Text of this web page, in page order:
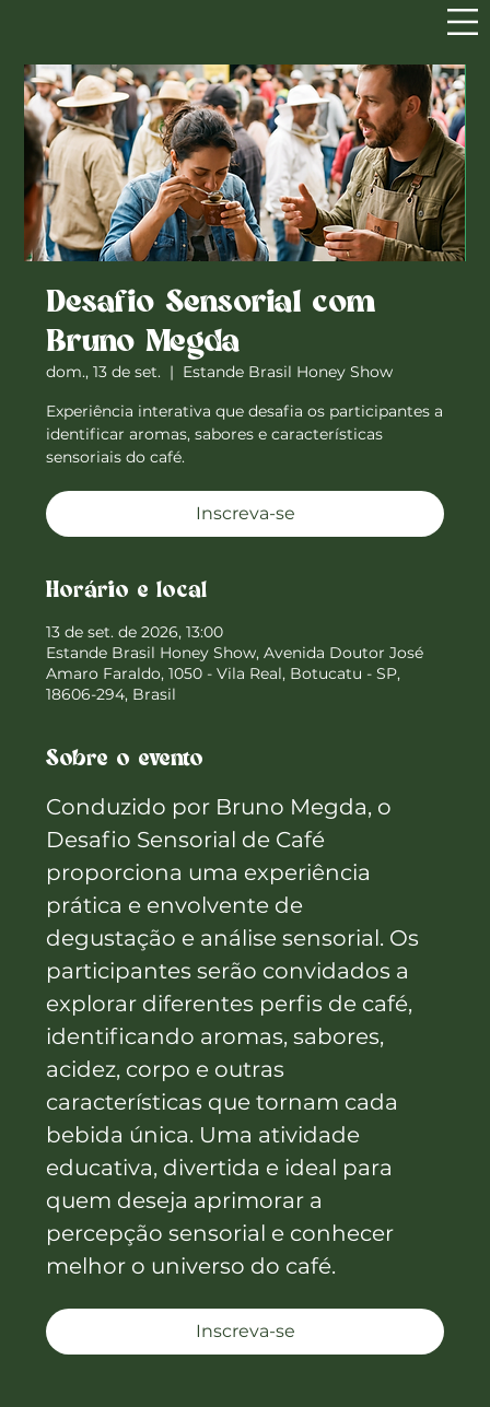
Desafio Sensorial com
Bruno Megda
dom., 13 de set.
  |
Estande Brasil Honey Show
Experiência interativa que desafia os participantes a
identificar aromas, sabores e características
sensoriais do café.
Inscreva-se
Horário e local
13 de set. de 2026, 13:00
Estande Brasil Honey Show, Avenida Doutor José
Amaro Faraldo, 1050 - Vila Real, Botucatu - SP,
18606-294, Brasil
Sobre o evento
Conduzido por Bruno Megda, o
Desafio Sensorial de Café
proporciona uma experiência
prática e envolvente de
degustação e análise sensorial. Os
participantes serão convidados a
explorar diferentes perfis de café,
identificando aromas, sabores,
acidez, corpo e outras
características que tornam cada
bebida única. Uma atividade
educativa, divertida e ideal para
quem deseja aprimorar a
percepção sensorial e conhecer
melhor o universo do café.
Inscreva-se